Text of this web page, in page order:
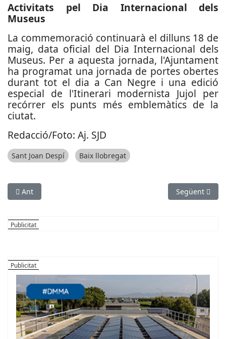
Activitats pel Dia Internacional dels
Museus
La commemoració continuarà el dilluns 18 de
maig, data oficial del Dia Internacional dels
Museus. Per a aquesta jornada, l'Ajuntament
ha programat una jornada de portes obertes
durant tot el dia a Can Negre i una edició
especial de l'Itinerari modernista Jujol per
recórrer els punts més emblemàtics de la
ciutat.
Redacció/Foto: Aj. SJD
Sant Joan Despí Baix llobregat
Article anterior: Claudia Díaz guanya el 27è Concurs de
Ant Article
Següent